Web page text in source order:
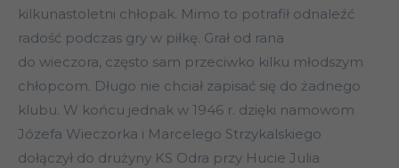
kilkunastoletni chłopak. Mimo to potrafił odnaleźć
radość podczas gry w piłkę. Grał od rana
do wieczora, często sam przeciwko kilku młodszym
chłopcom. Długo nie chciał zapisać się do żadnego
klubu. W końcu jednak w 1946 r. dzięki namowom
Józefa Wieczorka i Marcelego Strzykalskiego
dołączył do drużyny KS Odra przy Hucie Julia